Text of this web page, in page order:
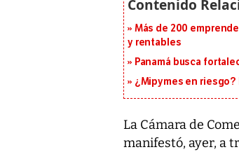
Más de 200
y rentables
Panamá busca
¿Mipymes en
La Cámara de
manifestó, ayer, a